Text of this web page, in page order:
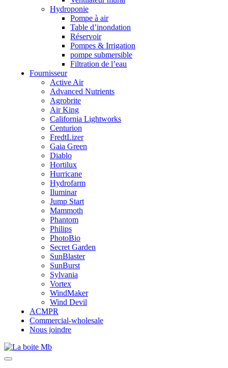
Hydroponie
Pompe à air
Table d’inondation
Réservoir
Pompes & Irrigation
pompe submersible
Filtration de l’eau
Fournisseur
Active Air
Advanced Nutrients
Agrobrite
Air King
California Lightworks
Centurion
FredtLizer
Gaia Green
Diablo
Hortilux
Hurricane
Hydrofarm
Iluminar
Jump Start
Mammoth
Phantom
Philips
PhotoBio
Secret Garden
SunBlaster
SunBurst
Sylvania
Vortex
WindMaker
Wind Devil
ACMPR
Commercial-wholesale
Nous joindre